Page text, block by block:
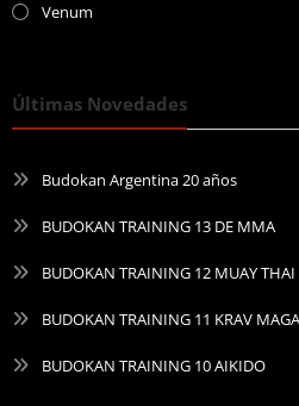
Venum
Últimas Novedades
Budokan Argentina 20 años
BUDOKAN TRAINING 13 DE MMA
BUDOKAN TRAINING 12 MUAY THAI
BUDOKAN TRAINING 11 KRAV MAGA
BUDOKAN TRAINING 10 AIKIDO